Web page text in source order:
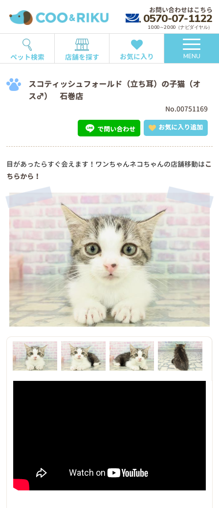
お問い合わせはこちら
0570-07-1122
10:00～20:00（ナビダイヤル）
ペット検索 店舗を探す お気に入り MENU
スコティッシュフォールド（立ち耳）の子猫（オ
ス♂） 石巻店
No.00751169
お気に入り追加
で問い合わせ
目があったらすぐ会えます！ワンちゃんネコちゃんの店舗移動はこ
ちらから！